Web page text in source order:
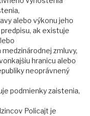
alebo výkonu jeho
ak existuje
zmluvy,
hranicu alebo
neoprávnený
podmienky zaistenia,
Policajt je